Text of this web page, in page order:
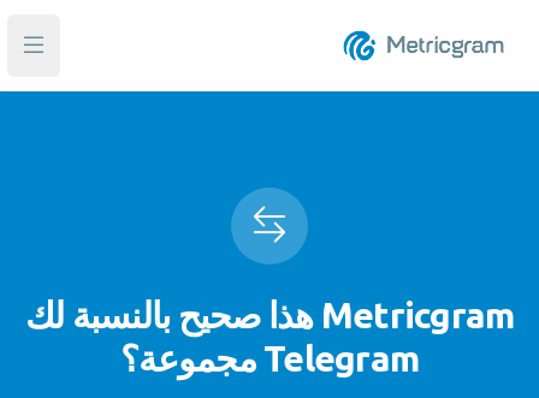
فتح
Metricgram هذا صحيح بالنسبة لك
Telegram مجموعة؟